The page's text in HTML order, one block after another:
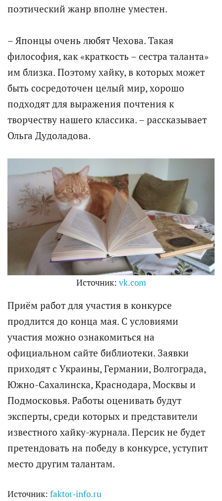
поэтический жанр вполне уместен.
– Японцы очень любят Чехова. Такая
философия, как «краткость – сестра таланта»
им близка. Поэтому хайку, в которых может
быть сосредоточен целый мир, хорошо
подходят для выражения почтения к
творчеству нашего классика. – рассказывает
Ольга Дудоладова.
Источник: vk.com
Приём работ для участия в конкурсе
продлится до конца мая. С условиями
участия можно ознакомиться на
официальном сайте библиотеки. Заявки
приходят с Украины, Германии, Волгограда,
Южно-Сахалинска, Краснодара, Москвы и
Подмосковья. Работы оценивать будут
эксперты, среди которых и представители
известного хайку-журнала. Персик не будет
претендовать на победу в конкурсе, уступит
место другим талантам.
Источник: faktor-info.ru